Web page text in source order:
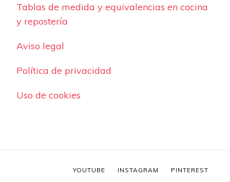
Tablas de medida y equivalencias en cocina
y repostería
Aviso legal
Política de privacidad
Uso de cookies
YOUTUBE INSTAGRAM PINTEREST